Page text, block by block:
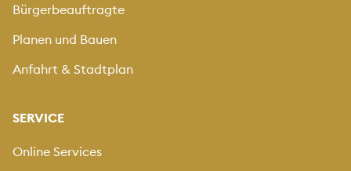
Bürgerbeauftragte
Planen und Bauen
Anfahrt & Stadtplan
SERVICE
Online Services